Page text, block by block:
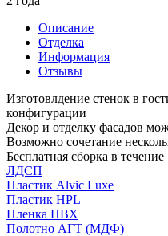
Описание
Отделка
Информация
Отзывы
Изготовлдение стенок в
конфигурации
Декор и отделку фасадов
Возможно сочетание
Бесплатная сборка в
ЛДСП
Пластик Alvic Luxe
Пластик HPL
Пленка ПВХ
Полотно АГТ (МДФ)